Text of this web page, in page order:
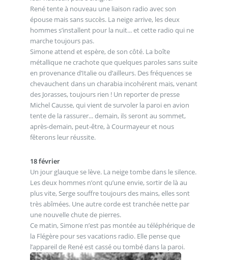
René tente à nouveau une liaison radio avec son
épouse mais sans succès. La neige arrive, les deux
hommes s’installent pour la nuit... et cette radio qui ne
marche toujours pas.
Simone attend et espère, de son côté. La boîte
métallique ne crachote que quelques paroles sans suite
en provenance d’Italie ou d’ailleurs. Des fréquences se
chevauchent dans un charabia incohérent mais, venant
des Jorasses, toujours rien ! Un reporter de presse
Michel Causse, qui vient de survoler la paroi en avion
tente de la rassurer... demain, ils seront au sommet,
après-demain, peut-être, à Courmayeur et nous
fêterons leur réussite.
18 février
Un jour glauque se lève. La neige tombe dans le silence.
Les deux hommes n’ont qu’une envie, sortir de là au
plus vite, Serge souffre toujours des mains, elles sont
très abîmées. Une autre corde est tranchée nette par
une nouvelle chute de pierres.
Ce matin, Simone n’est pas montée au téléphérique de
la Flégère pour ses vacations radio. Elle pense que
l’appareil de René est cassé ou tombé dans la paroi.